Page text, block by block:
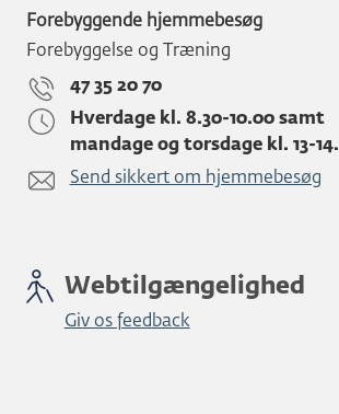
Forebyggende hjemmebesøg
Forebyggelse og Træning
47 35 20 70
Hverdage kl. 8.30-10.00 samt
mandage og torsdage kl. 13-14.
Send sikkert om hjemmebesøg
Webtilgængelighed
Giv os feedback